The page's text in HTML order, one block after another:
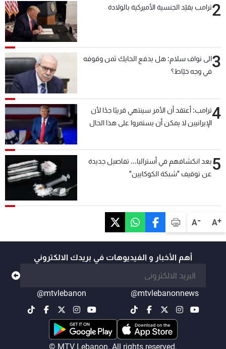
A+
A-
2ترامب يقيّد الجنسية الأميركية بالولادة
3الى نواف سلام: هل يدفع الحايك ثمن وقوفه
في وجه خيّاط؟
4ترامب: أعتقد أن الأمر سينتهي قريبًا جدًا لأن
الإيرانيين لا يمكن أن يستمروا على هذا الحال
5بعد انكشافهم في أستراليا... تفاصيل جديدة
عن توقيف "شبكة الكوكايين"
أهم الأخبار و الفيديوهات في بريدك الالكتروني
@mtvlebanonnews
@mtvlebanon
© MTV Lebanon. All rights reserved.